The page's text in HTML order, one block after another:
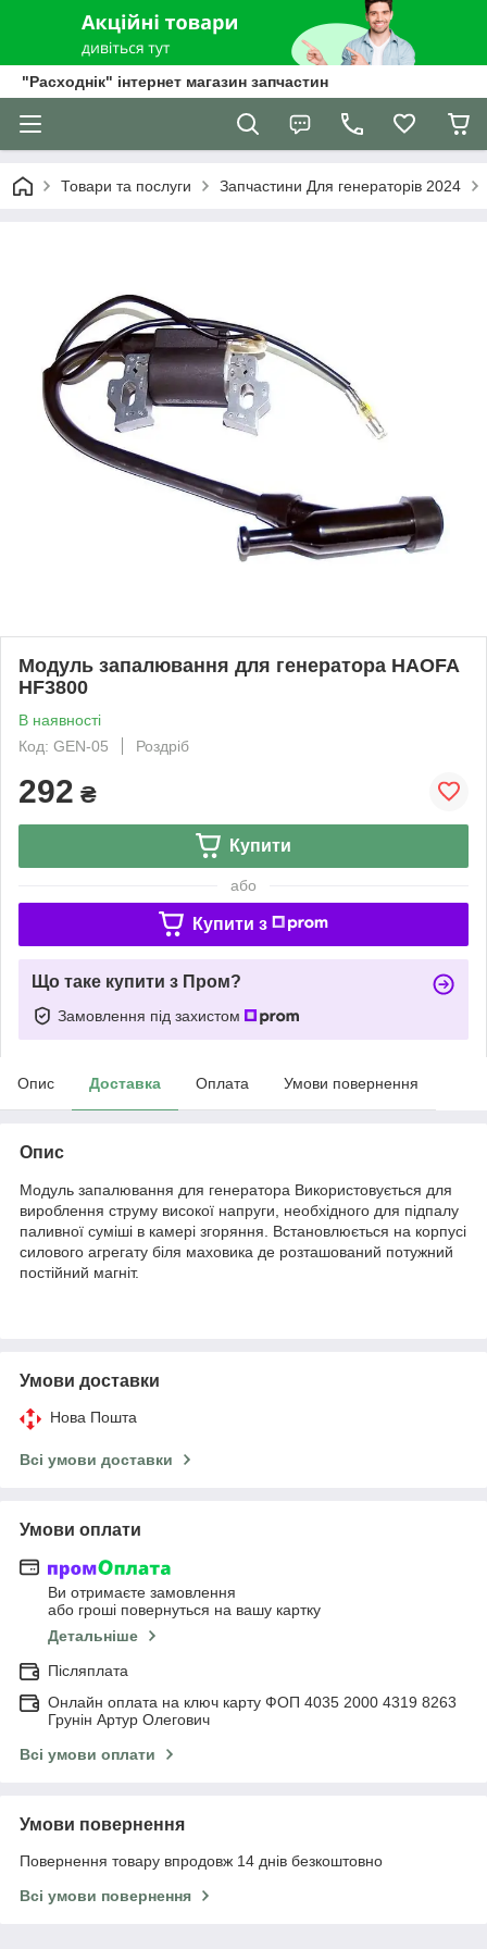
"Расходнік" інтернет магазин запчастин
Товари та послуги Запчастини Для генераторів 2024
Модуль запалювання для генератора HAOFA
HF3800
В наявності
Код: GEN-05
Роздріб
292 ₴
Купити
або
Купити з
Що таке купити з Пром?
Замовлення під захистом
Опис Доставка Оплата Умови повернення
Опис
Модуль запалювання для генератора Використовується для
вироблення струму високої напруги, необхідного для підпалу
паливної суміші в камері згоряння. Встановлюється на корпусі
силового агрегату біля маховика де розташований потужний
постійний магніт.
Умови доставки
Нова Пошта
Всі умови доставки
Умови оплати
Ви отримаєте замовлення
або гроші повернуться на вашу картку
Детальніше
Післяплата
Онлайн оплата на ключ карту ФОП 4035 2000 4319 8263
Грунін Артур Олегович
Всі умови оплати
Умови повернення
Повернення товару впродовж 14 днів безкоштовно
Всі умови повернення